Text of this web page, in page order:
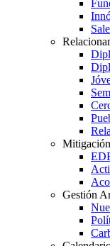
Mitigación
Gestión